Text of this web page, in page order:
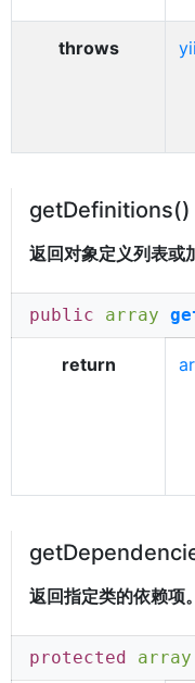
throws
getDefinitions()
返回对象定义列表或
public array
return
返回指定类的依赖项。
protected array